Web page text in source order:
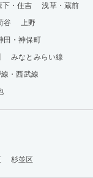
下・住吉
浅草・蔵前
谷
上野
田・神保町
みなとみらい線
・西武線
杉並区